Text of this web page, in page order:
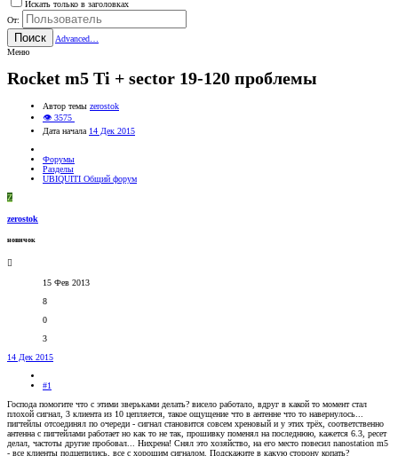
Искать только в заголовках
От:
Поиск
Advanced…
Меню
Rocket m5 Ti + sector 19-120 проблемы
Автор темы zerostok
👁 3575
Дата начала 14 Дек 2015
Форумы
Разделы
UBIQUITI Общий форум
Z
zerostok
новичок
15 Фев 2013
8
0
3
14 Дек 2015
#1
Господа помогите что с этими зверьками делать? висело работало, вдруг в какой то момент стал
плохой сигнал, 3 клиента из 10 цепляется, такое ощущение что в антенне что то навернулось...
пигтейлы отсоединял по очереди - сигнал становится совсем хреновый и у этих трёх, соответственно
антенна с пигтейлами работает но как то не так, прошивку поменял на последнюю, кажется 6.3, ресет
делал, частоты другие пробовал... Нихрена! Снял это хозяйство, на его место повесил nanostation m5
- все клиенты подцепились, все с хорошим сигналом. Подскажите в какую сторону копать?